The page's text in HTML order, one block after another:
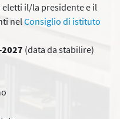
il/la presidente e il
nel Consiglio di istituto
(data da stabilire)